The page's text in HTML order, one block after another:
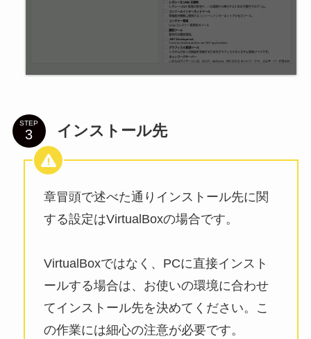
STEP インストール先
章冒頭で述べた通りインストール先に関
する設定はVirtualBoxの場合です。
VirtualBoxではなく、PCに直接インスト
ールする場合は、お使いの環境に合わせ
てインストール先を決めてください。こ
の作業には細心の注意が必要です。